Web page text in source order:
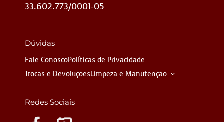
33.602.773/0001-05
Dúvidas
Fale ConoscoPolíticas de Privacidade
Trocas e DevoluçõesLimpeza e Manutenção
Redes Sociais